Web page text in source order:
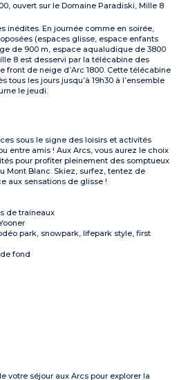
ouvert sur le Domaine Paradiski, Mille 8
inédites. En journée comme en soirée,
(espaces glisse, espace enfants
de 900 m, espace aqualudique de 3800
8 est desservi par la télécabine des
front de neige d’Arc 1800. Cette télécabine
tous les jours jusqu’à 19h30 à l’ensemble
le jeudi.
sous le signe des loisirs et activités
entre amis ! Aux Arcs, vous aurez le choix
pour profiter pleinement des somptueux
Mont Blanc. Skiez, surfez, tentez de
aux sensations de glisse !
de traineaux
park, snowpark, lifepark style, first
fond
votre séjour aux Arcs pour explorer la